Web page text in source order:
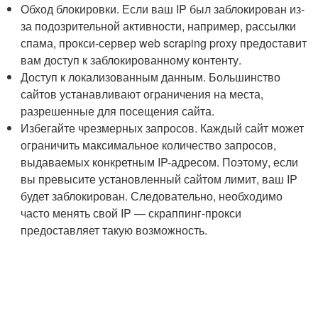
Обход блокировки. Если ваш IP был заблокирован из-
за подозрительной активности, например, рассылки
спама, прокси-сервер web scraping proxy предоставит
вам доступ к заблокированному контенту.
Доступ к локализованным данным. Большинство
сайтов устанавливают ограничения на места,
разрешенные для посещения сайта.
Избегайте чрезмерных запросов. Каждый сайт может
ограничить максимальное количество запросов,
выдаваемых конкретным IP-адресом. Поэтому, если
вы превысите установленный сайтом лимит, ваш IP
будет заблокирован. Следовательно, необходимо
часто менять свой IP — скраппинг-прокси
предоставляет такую возможность.